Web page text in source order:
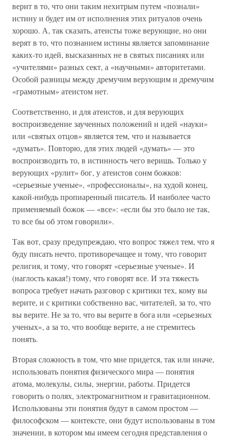
верит в то, что они таким нехитрым путем «познали»
истину и будет им от исполнения этих ритуалов очень
хорошо. А, так сказать, атеисты тоже верующие, но они
верят в то, что познанием истины является запоминание
каких-то идей, высказанных не в святых писаниях или
«учителями» разных сект, а «научными» авторитетами.
Особой разницы между дремучим верующим и дремучим
«грамотным» атеистом нет.
Соответственно, и для атеистов, и для верующих
воспроизведение заученных положений и идей «науки»
или «святых отцов» является тем, что и называется
«думать». Повторю, для этих людей «думать» — это
воспроизводить то, в истинность чего веришь. Только у
верующих «рулит» бог, у атеистов сонм божков:
«серьезные ученые», «профессионалы», на худой конец,
какой-нибудь пропиаренный писатель. И наиболее часто
применяемый божок — «все»: «если бы это было не так,
то все бы об этом говорили».
Так вот, сразу предупреждаю, что вопрос тяжел тем, что я
буду писать нечто, противоречащее и тому, что говорит
религия, и тому, что говорят «серьезные ученые». И
(наглость какая!) тому, что говорят все. И эта тяжесть
вопроса требует начать разговор с критики тех, кому вы
верите, и с критики собственно вас, читателей, за то, что
вы верите. Не за то, что вы верите в бога или «серьезных
ученых», а за то, что вообще верите, а не стремитесь
понять.
Вторая сложность в том, что мне придется, так или иначе,
использовать понятия физического мира — понятия
атома, молекулы, силы, энергии, работы. Придется
говорить о полях, электромагнитном и гравитационном.
Использованы эти понятия будут в самом простом —
философском — контексте, они будут использованы в том
значении, в котором мы имеем сегодня представления о